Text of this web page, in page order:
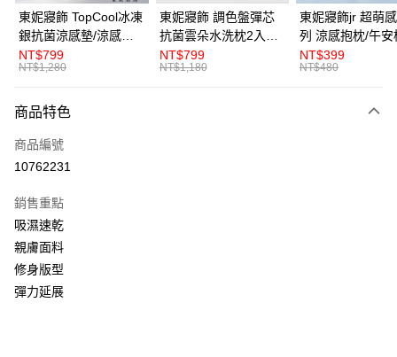
全盈+PAY
ATM付款
離島宅配
每筆NT$450，滿NT$10,000(含以上)免運費
全館滿$880免運
每筆NT$100，滿NT$880(含以上)免運費
東妮寢飾 TopCool冰凍
銀抗菌涼感墊/涼感保
潔墊-8色任選(單人/雙
人/加大/特大)
NT$799
NT$1,280
東妮寢飾 調色盤彈芯
抗菌雲朵水洗枕2入組
(多款任選)
NT$799
NT$1,180
東妮寢飾jr 超萌感凍系
列 涼感抱枕/午安
NT$399
NT$480
商品特色
商品編號
10762231
銷售重點
吸濕速乾
親膚面料
修身版型
彈力延展